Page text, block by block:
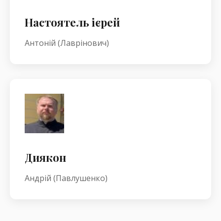
Настоятель ієрей
Антоній (Лаврінович)
Диякон
Андрій (Павлушенко)